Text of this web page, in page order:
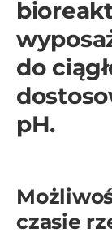
do
pH.
czasie